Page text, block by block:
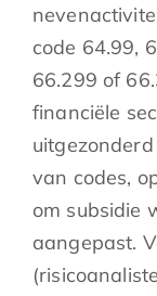
code 64.99,
66.299 of
financiële
van codes,
om subsidie
aangepast.